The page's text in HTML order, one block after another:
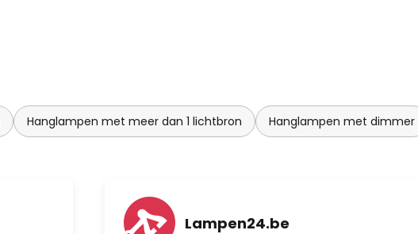
Hanglampen met meer dan 1 lichtbron Hanglampen met dimmer
Lampen24.be